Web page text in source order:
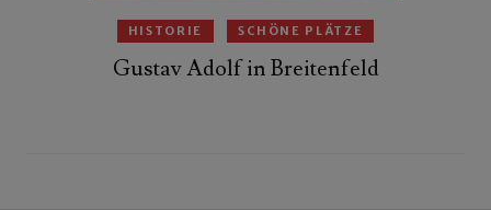
HISTORIE SCHÖNE PLÄTZE
Gustav Adolf in Breitenfeld